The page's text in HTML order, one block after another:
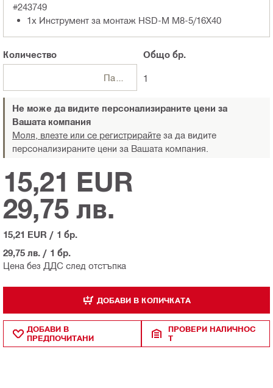
#243749
1x Инструмент за монтаж HSD-M M8-5/16X40
Количество Общо бр.
1
Не може да видите персонализираните цени за
Вашата компания
Моля, влезте или се регистрирайте за да видите
персонализираните цени за Вашата компания.
Цена без ДДС след отстъпка
15,21 EUR
29,75 лв.
15,21 EUR / 1 бр.
29,75 лв. / 1 бр.
ДОБАВИ В КОЛИЧКАТА
ДОБАВИ В
ПРЕДПОЧИТАНИ
ПРОВЕРИ НАЛИЧНОС
Т